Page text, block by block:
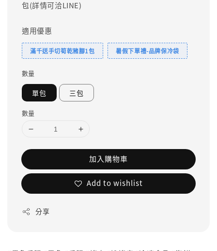
包(詳情可洽LINE)
適用優惠
滿千送手切筍乾豬腳1包 暑假下單禮-品牌保冷袋
數量
單包 三包
數量
加入購物車
Add to wishlist
分享